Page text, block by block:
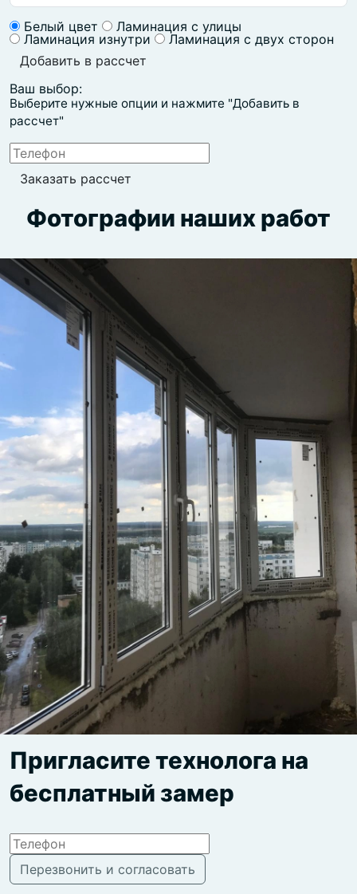
Белый цвет
Ламинация с улицы
Ламинация изнутри
Ламинация с двух сторон
Добавить в рассчет
Ваш выбор:
Выберите нужные опции и нажмите "Добавить в
рассчет"
Фотографии наших работ
Пригласите технолога на
бесплатный замер